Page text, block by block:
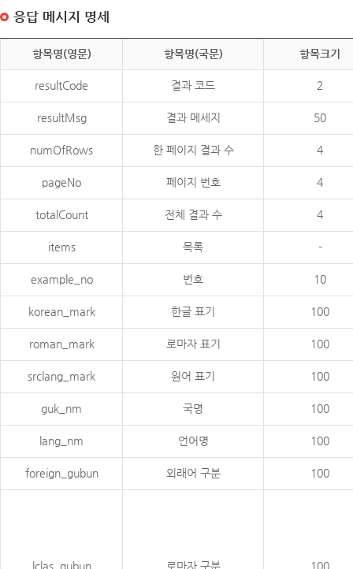
응답 메시지 명세
항목명(영문) 항목명(국문) 항목크기
resultCode 결과 코드 2
resultMsg 결과 메세지 50
numOfRows 한 페이지 결과 수 4
pageNo 페이지 번호 4
totalCount 전체 결과 수 4
items 목록 -
example_no 번호 10
korean_mark 한글 표기 100
roman_mark 로마자 표기 100
srclang_mark 원어 표기 100
guk_nm 국명 100
lang_nm 언어명 100
foreign_gubun 외래어 구분 100
lclas_gubun 로마자 구분 100